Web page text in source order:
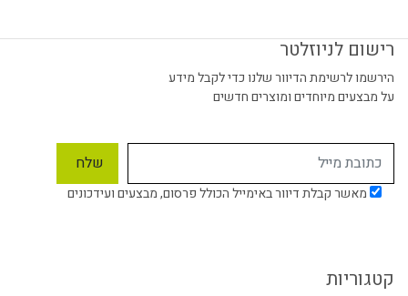
רישום לניוזלטר
הירשמו לרשימת הדיוור שלנו כדי לקבל מידע
על מבצעים מיוחדים ומוצרים חדשים
מאשר קבלת דיוור באימייל הכולל פרסום, מבצעים ועידכונים
קטגוריות